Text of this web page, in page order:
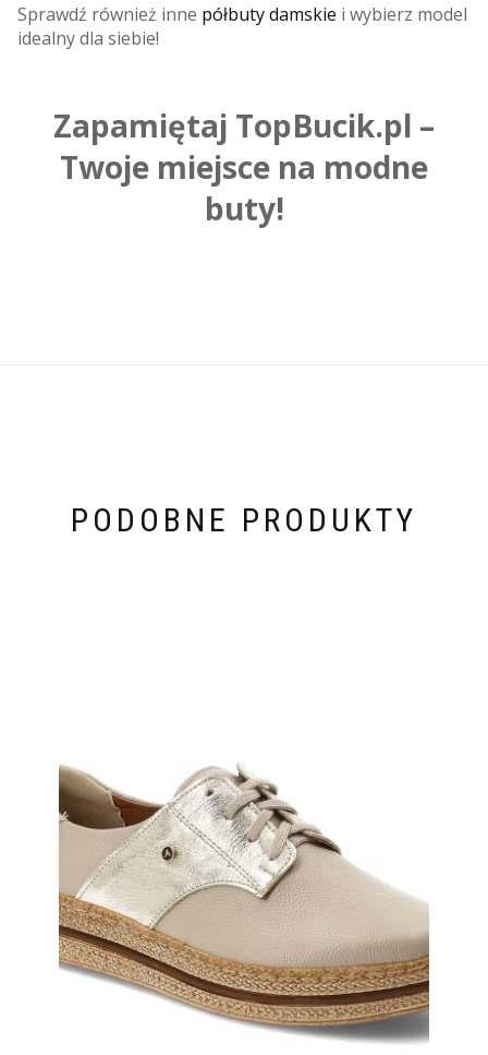
Sprawdź również inne półbuty damskie i wybierz model
idealny dla siebie!
Zapamiętaj TopBucik.pl –
Twoje miejsce na modne
buty!
PODOBNE PRODUKTY